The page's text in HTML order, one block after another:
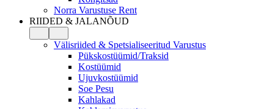
Norra Varustuse Rent
RIIDED & JALANÕUD
Välisriided & Spetsialiseeritud Varustus
Pükskostüümid/Traksid
Kostüümid
Ujuvkostüümid
Soe Pesu
Kahlakad